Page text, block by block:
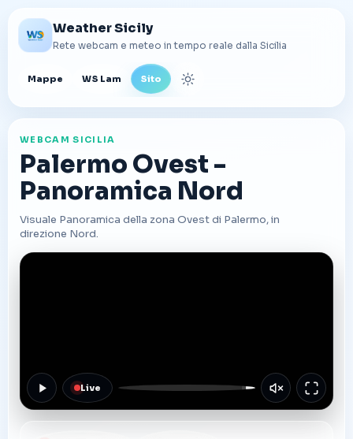
Weather Sicily
Rete webcam e meteo in tempo reale dalla Sicilia
Mappe WS Lam Sito Cambia tema
WEBCAM SICILIA
Palermo Ovest -
Panoramica Nord
Visuale Panoramica della zona Ovest di Palermo, in
direzione Nord.
Live